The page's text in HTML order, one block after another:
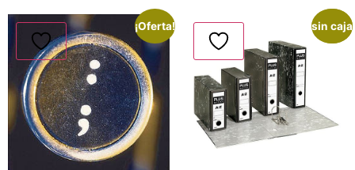
¡Oferta! ¡Oferta!
sin caja